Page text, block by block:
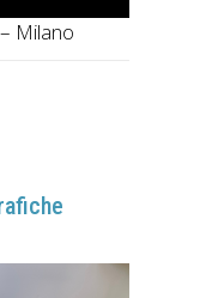
Milano